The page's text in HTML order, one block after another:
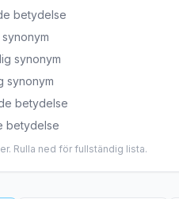
betydelse
synonym
synonym
betydelse
betydelse
Rulla ned för fullständig lista.